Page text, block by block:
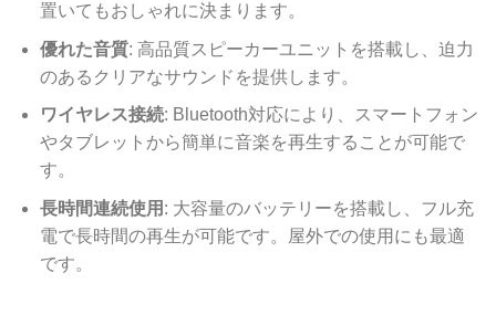
置いてもおしゃれに決まります。
優れた音質: 高品質スピーカーユニットを搭載し、迫力
のあるクリアなサウンドを提供します。
ワイヤレス接続: Bluetooth対応により、スマートフォン
やタブレットから簡単に音楽を再生することが可能で
す。
長時間連続使用 : 大容量のバッテリーを搭載し、フル充
電で長時間の再生が可能です。屋外での使用にも最適
です。